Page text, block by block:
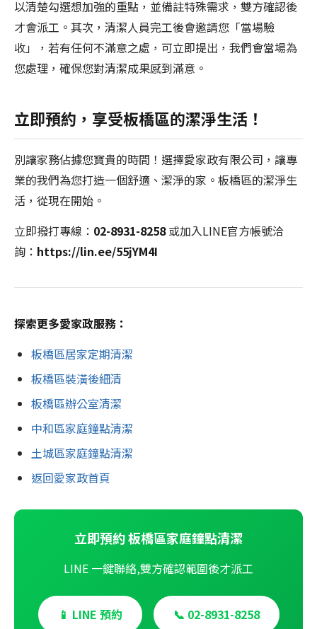
以清楚勾選想加強的重點，並備註特殊需求，雙方確認後
才會派工。其次，清潔人員完工後會邀請您「當場驗
收」，若有任何不滿意之處，可立即提出，我們會當場為
您處理，確保您對清潔成果感到滿意。
立即預約，享受板橋區的潔淨生活！
別讓家務佔據您寶貴的時間！選擇愛家政有限公司，讓專
業的我們為您打造一個舒適、潔淨的家。板橋區的潔淨生
活，從現在開始。
立即撥打專線： 02-8931-8258或加入LINE官方帳號洽
詢： https://lin.ee/55jYM4I
探索更多愛家政服務：
板橋區居家定期清潔
板橋區裝潢後細清
板橋區辦公室清潔
中和區家庭鐘點清潔
土城區家庭鐘點清潔
返回愛家政首頁
立即預約 板橋區家庭鐘點清潔
LINE 一鍵聯絡,雙方確認範圍後才派工
📱 LINE 預約 📞 02-8931-8258